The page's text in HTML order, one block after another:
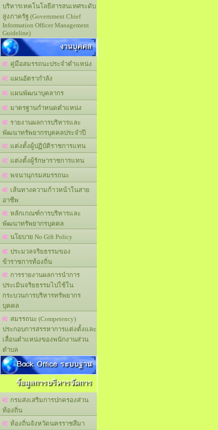
บริหารเทคโนโลยีสารสนเทศระดับ
สูงภาครัฐ (Government Chief
Information Officer Management
Guideline)
งานบุคคล
คู่มือสมรรถนะประจำตำแหน่ง
แผนอัตรากำลัง
แผนพัฒนาบุคลากร
มาตรฐานกำหนดตำแหน่ง
รายงานผลการบริหารและ
พัฒนาทรัพยากรบุคคลประจำปี
แต่งตั้งผู้ปฏิบัติราชการแทน
แต่งตั้งผู้รักษาราชการแทน
พจนานุกรมสมรรถนะ
เส้นทางความก้าวหน้าในสาย
อาชีพ
หลักเกณฑ์การบริหารและ
พัฒนาทรัพยากรบุคคล
นโยบาย No Gift Policy
ประมวลจริยธรรมของ
ข้าราชการท้องถิ่น
การรายงานผลการนำการ
ประเมินจริยธรรมไปใช้ใน
กระบวนการบริหารทรัพยากร
บุคคล
สมรรถนะ (Competency)
ประกอบการสรรหาการแต่งตั้งและ
เลื่อนตำแหน่งของพนักงานส่วน
ตำบล
Back Office ระบบฐาน
ข้อมูลการบริหารจัดการ
กรมส่งเสริมการปกครองส่วน
ท้องถิ่น
ท้องถิ่นจังหวัดนครราชสีมา